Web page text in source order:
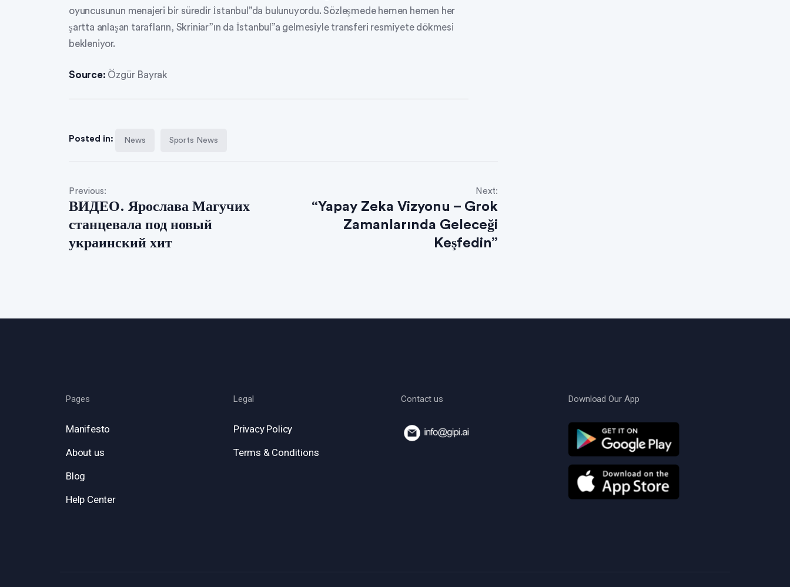
oyuncusunun menajeri bir süredir İstanbul”da bulunuyordu. Sözleşmede hemen hemen her
şartta anlaşan tarafların, Skriniar”ın da İstanbul”a gelmesiyle transferi resmiyete dökmesi
bekleniyor.
Source: Özgür Bayrak
Posted in: News Sports News
Previous:
ВИДЕО. Ярослава Магучих
станцевала под новый
украинский хит
Next:
“Yapay Zeka Vizyonu – Grok
Zamanlarında Geleceği
Keşfedin”
Pages
Manifesto
About us
Blog
Help Center
Legal
Privacy Policy
Terms & Conditions
Contact us Download Our App